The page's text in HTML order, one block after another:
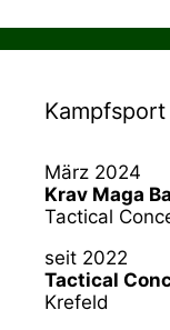
März 2024
Krav Maga
Tactical
seit 2022
Tactical
Krefeld